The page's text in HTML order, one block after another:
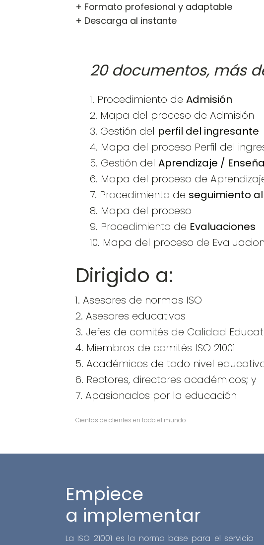
+ Formato profesional y adaptable
+ Descarga al instante
20 documentos, más
1. Procedimiento de Admisión
2. Mapa del proceso de Admisión
3. Gestión del perfil del ingresante
4. Mapa del proceso Perfil del
5. Gestión del Aprendizaje /
6. Mapa del proceso de
7. Procedimiento de seguimiento
8. Mapa del proceso
9. Procedimiento de Evaluaciones
10. Mapa del proceso de
Dirigido a:
1. Asesores de normas ISO
2. Asesores educativos
3. Jefes de comités de Calidad
4. Miembros de comités ISO 21001
5. Académicos de todo nivel
6. Rectores, directores académicos; y
7. Apasionados por la educación
Cientos de clientes en todo el mundo
Empiece
a implementar
La ISO 21001 es la norma base para el servicio